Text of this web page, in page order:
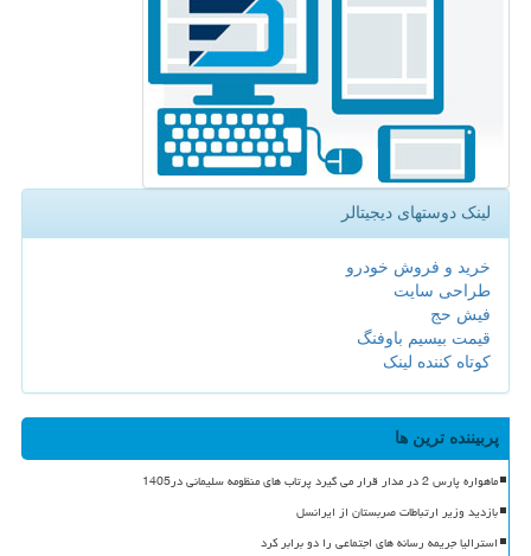
لینک دوستهای دیجیتالر
خرید و فروش خودرو
طراحی سایت
فیش حج
قیمت بیسیم باوفنگ
کوتاه کننده لینک
پربیننده ترین ها
ماهواره پارس 2 در مدار قرار می گیرد پرتاب های منظومه سلیمانی در1405
بازدید وزیر ارتباطات صربستان از ایرانسل
استرالیا جریمه رسانه های اجتماعی را دو برابر کرد